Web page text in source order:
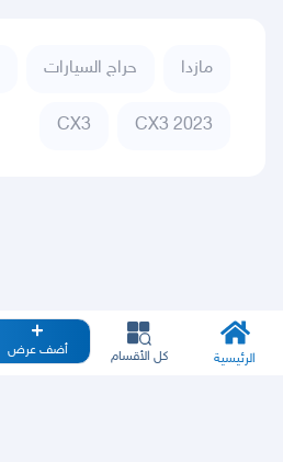
مازدا حراج السيارات
CX3 2023
CX3
الرئيسية كل الأقسام أضف عرض